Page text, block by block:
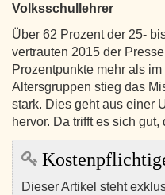
Volksschullehrer
Über 62 Prozent der 25-
vertrauten 2015 der
Prozentpunkte mehr als
Altersgruppen stieg das
stark. Dies geht aus einer
hervor. Da trifft es sich
Dieser Artikel steht